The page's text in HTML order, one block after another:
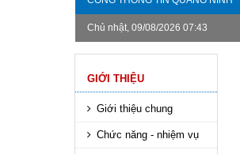
Chủ nhật, 09/08/2026 07:43
GIỚI THIỆU
Giới thiệu chung
Chức năng - nhiệm vụ